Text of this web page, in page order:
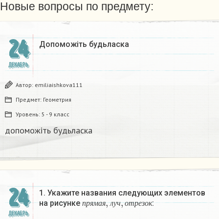
Новые вопросы по предмету:
24
ДЕКАБРЬ
Допоможіть будьласка
Автор: emiliaishkova111
Предмет: Геометрия
Уровень: 5 - 9 класс
допоможіть будьласка
24
ДЕКАБРЬ
1. Укажите названия следующих элементов
на рисунке
прямая л у ч о т р е зо к
прямая, луч,отрезок
: